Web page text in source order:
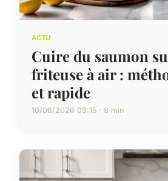
ACTU
Cuire du saumon
friteuse à air :
et rapide
10/06/2026 03:15 · 8 min